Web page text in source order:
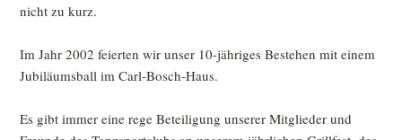
nicht zu kurz.
Im Jahr 2002 feierten wir unser 10-jähriges Bestehen mit einem
Jubiläumsball im Carl-Bosch-Haus.
Es gibt immer eine rege Beteiligung unserer Mitglieder und